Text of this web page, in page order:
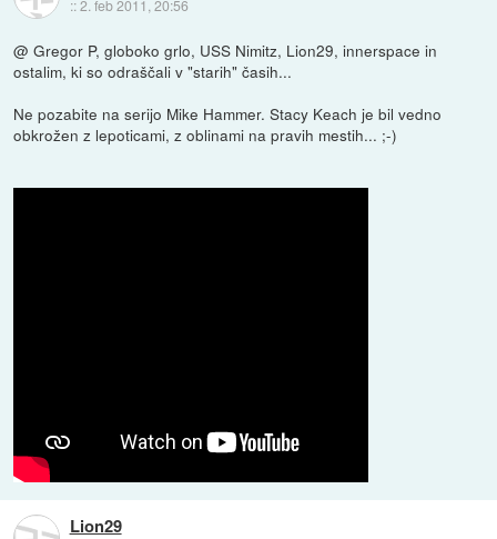
::2. feb 2011, 20:56
@ Gregor P, globoko grlo, USS Nimitz, Lion29, innerspace in
ostalim, ki so odraščali v "starih" časih...
Ne pozabite na serijo Mike Hammer. Stacy Keach je bil vedno
obkrožen z lepoticami, z oblinami na pravih mestih... ;-)
Lion29